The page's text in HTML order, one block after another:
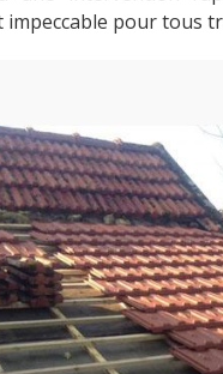
impeccable pour tous